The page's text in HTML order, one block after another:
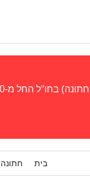
(חתונה) בגאורגיה, אוקראינה, צ'כיה (פראג), קפריסין, אל סלבדור, פרגוואי סטוּפּרו, ויזה לבן/בת זוג
בית